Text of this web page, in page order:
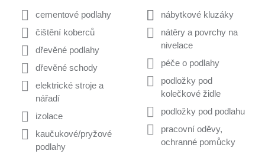
cementové podlahy
čištění koberců
dřevěné podlahy
dřevěné schody
elektrické stroje a
nářadí
izolace
kaučukové/pryžové
podlahy
nábytkové kluzáky
nátěry a povrchy na
nivelace
péče o podlahy
podložky pod
kolečkové židle
podložky pod podlahu
pracovní oděvy,
ochranné pomůcky